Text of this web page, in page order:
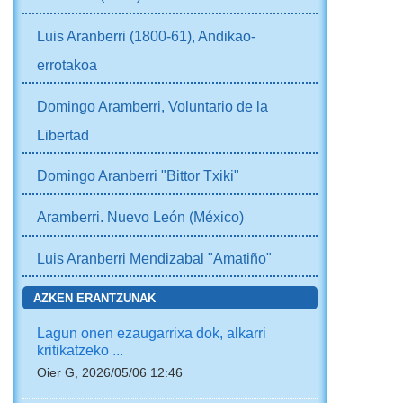
Luis Aranberri (1800-61), Andikao-
errotakoa
Domingo Aramberri, Voluntario de la
Libertad
Domingo Aranberri "Bittor Txiki"
Aramberri. Nuevo León (México)
Luis Aranberri Mendizabal "Amatiño"
AZKEN ERANTZUNAK
Lagun onen ezaugarrixa dok, alkarri
kritikatzeko ...
Oier G, 2026/05/06 12:46